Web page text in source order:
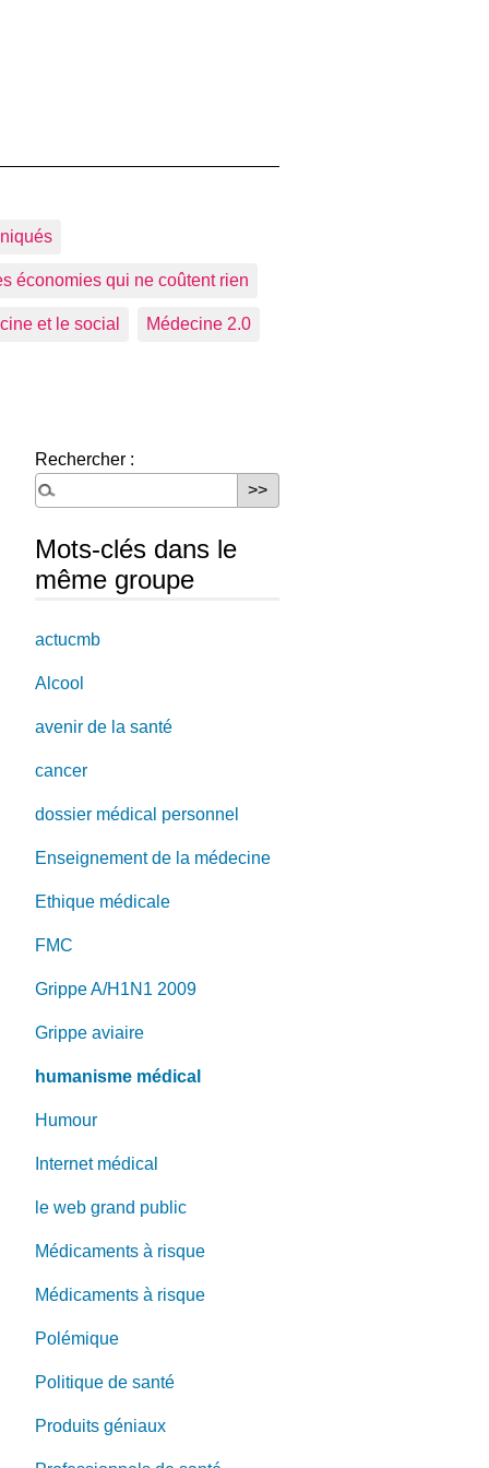
économies qui ne coûtent rien
et le social Médecine 2.0
Rechercher :
Mots-clés dans le
même groupe
actucmb
Alcool
avenir de la santé
cancer
dossier médical personnel
Enseignement de la médecine
Ethique médicale
FMC
Grippe A/H1N1 2009
Grippe aviaire
humanisme médical
Humour
Internet médical
le web grand public
Médicaments à risque
Médicaments à risque
Polémique
Politique de santé
Produits géniaux